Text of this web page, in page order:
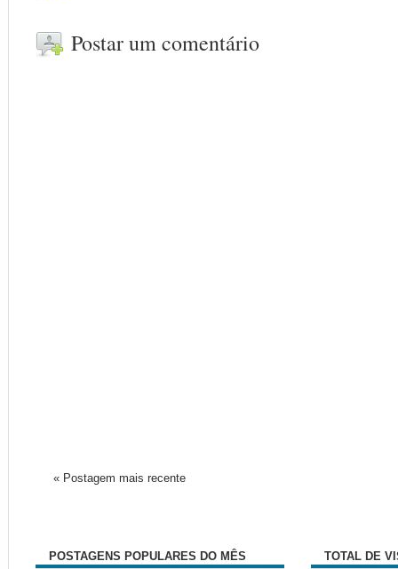
Postar um comentário
« Postagem mais recente
POSTAGENS POPULARES DO MÊS TOTAL DE